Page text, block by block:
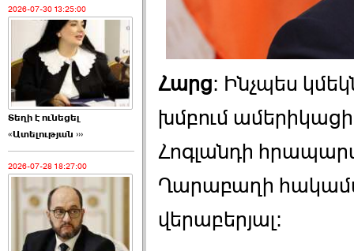
2026-07-30 13:25:00
Տեղի է ունեցել
«Ատելության ›››
2026-07-28 18:27:00
Հարց: Ինչպես
խմբում
Հոգլանդի
Ղարաբաղի
վերաբերյալ: